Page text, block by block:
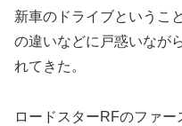
新車のドライブというこ
の違いなどに戸惑いなが
れてきた。
ロードスターRFのファ